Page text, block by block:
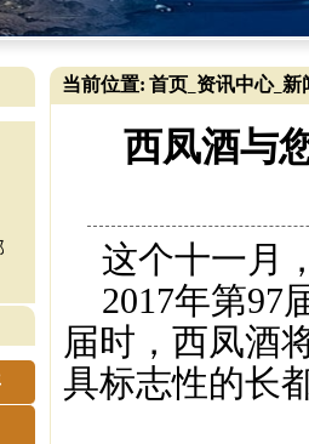
当前位置: 首页 资讯中心_ 新
西凤酒与
这个十一月
2017年第97
届时，西凤酒
具标志性的长